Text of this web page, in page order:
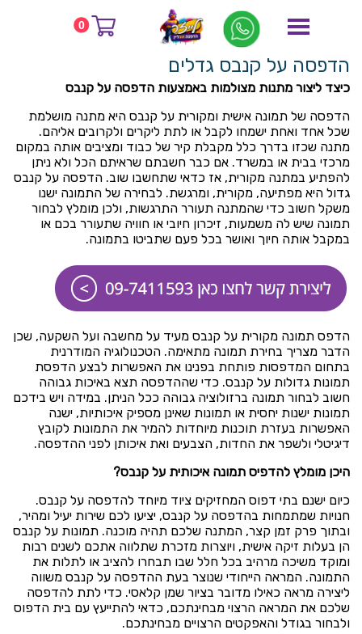
0 דף הבית
בלוג
הדפסה על קנבס גדלים
הדפסה על קנבס גדלים
כיצד ליצור מתנות מצולמות באמצעות הדפסה על קנבס
הדפסה של תמונה אישית ומקורית על קנבס היא מתנה מושלמת
שכל אחד ואחת ישמחו לקבל או לתת ליקרים ולקרובים אליהם.
מתנה שכזו בדרך כלל מקבלת קיר של כבוד ומציבים אותה במקום
מרכזי בבית או במשרד. אם כבר חשבתם שראיתם הכל ולא ניתן
להפתיע במתנה מקורית, אז כדאי שתחשבו שוב. הדפסה על קנבס
גדול היא מפתיעה, מקורית, ומרגשת. לבחירה של התמונה ישנו
משקל חשוב כדי שהמתנה תעורר התרגשות, ולכן מומלץ לבחור
תמונה שיש לה משמעות, זיכרון חיובי או חוויה שתעורר בכם או
במקבל אותה חיוך ואושר בכל פעם שתביטו בתמונה.
הדפס תמונה מקורית על קנבס מעיד על מחשבה ועל השקעה, שכן
הדבר מצריך בחירת תמונה מתאימה. הטכנולוגיה המודרנית
בתחום המדפסות פותחת בפנינו את האפשרות לבצע הדפסת
תמונות גדולות על קנבס. כדי שההדפסה תצא באיכות גבוהה
חשוב לבחור תמונה ברזולוציה גבוהה ככל הניתן. במידה ויש בידכם
תמונות ישנות יחסית או תמונות שאינן מספיק איכותיות, ישנה
האפשרות בעזרת תוכנות מיוחדות להמיר את התמונות לקובץ
דיגיטלי ולשפר את החדות, הצבעים ואת איכותן לפני ההדפסה.
היכן מומלץ להדפיס תמונה איכותית על קנבס?
כיום ישנם בתי דפוס המחזיקים ציוד מיוחד להדפסה על קנבס.
חנויות שמתמחות בהדפסה על קנבס, יציעו לכם שירות יעיל ומהיר,
ובתוך פרק זמן קצר, המתנה שלכם תהיה מוכנה. תמונות על קנבס
הן בעלות זיקה אישית, ויוצרות מזכרת שתלווה אתכם לשנים רבות
ומוקד משיכה מרהיב בכל חלל שבו תבחרו להציב או לתלות את
התמונה. המראה הייחודי שנוצר בעת ההדפסה על קנבס משווה
ליצירה מראה כאילו מדובר בציור שמן קלאסי. כדי לתת להדפסה
שלכם את המראה הרצוי מבחינתכם, כדאי להתייעץ עם בית הדפוס
ולבחור בגודל והאפקטים הרצויים מבחינתכם.